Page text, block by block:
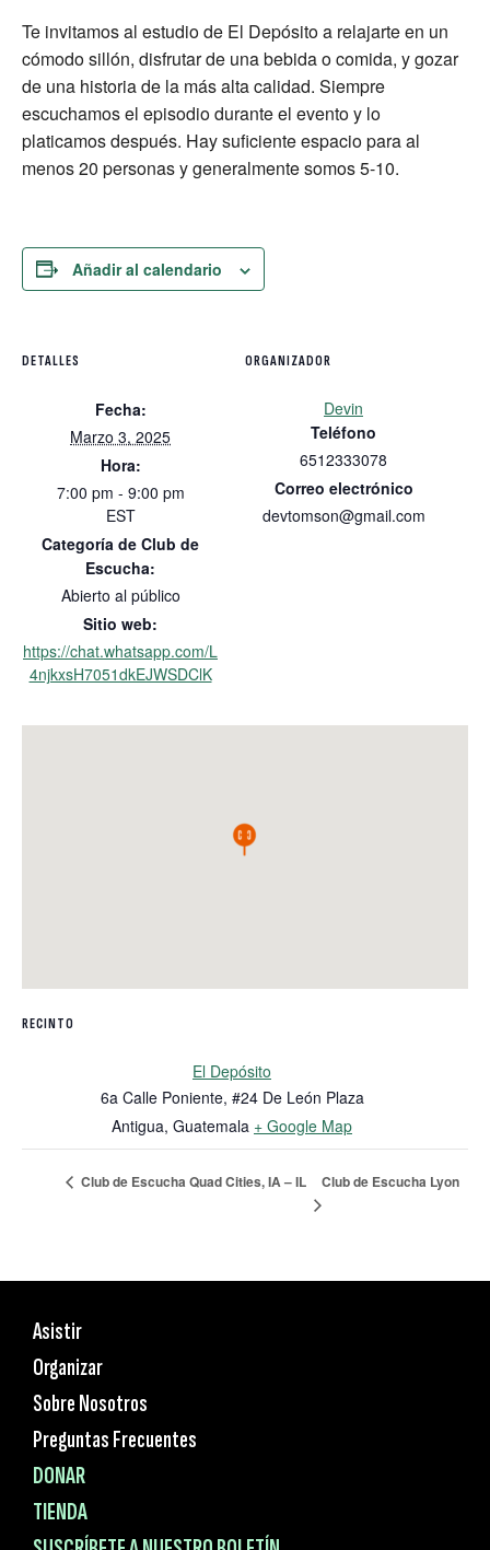
Te invitamos al estudio de El Depósito a relajarte en un
cómodo sillón, disfrutar de una bebida o comida, y gozar
de una historia de la más alta calidad. Siempre
escuchamos el episodio durante el evento y lo
platicamos después. Hay suficiente espacio para al
menos 20 personas y generalmente somos 5-10.
Añadir al calendario
DETALLES
Fecha:
Marzo 3, 2025
Hora:
7:00 pm - 9:00 pm
EST
Categoría de Club de
Escucha:
Abierto al público
Sitio web:
https://chat.whatsapp.com/L
4njkxsH7051dkEJWSDClK
ORGANIZADOR
Devin
Teléfono
6512333078
Correo electrónico
devtomson@gmail.com
RECINTO
El Depósito
6a Calle Poniente, #24 De León Plaza
Antigua, Guatemala + Google Map
Club de Escucha Quad Cities, IA – IL Club de Escucha Lyon
Asistir
Organizar
Sobre Nosotros
Preguntas Frecuentes
DONAR
TIENDA